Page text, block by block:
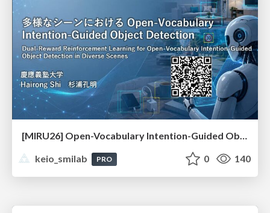
[MIRU26] Open-Vocabulary Intention-Guided Object Detection in Diverse Scenes
keio_smilab
PRO 0 140